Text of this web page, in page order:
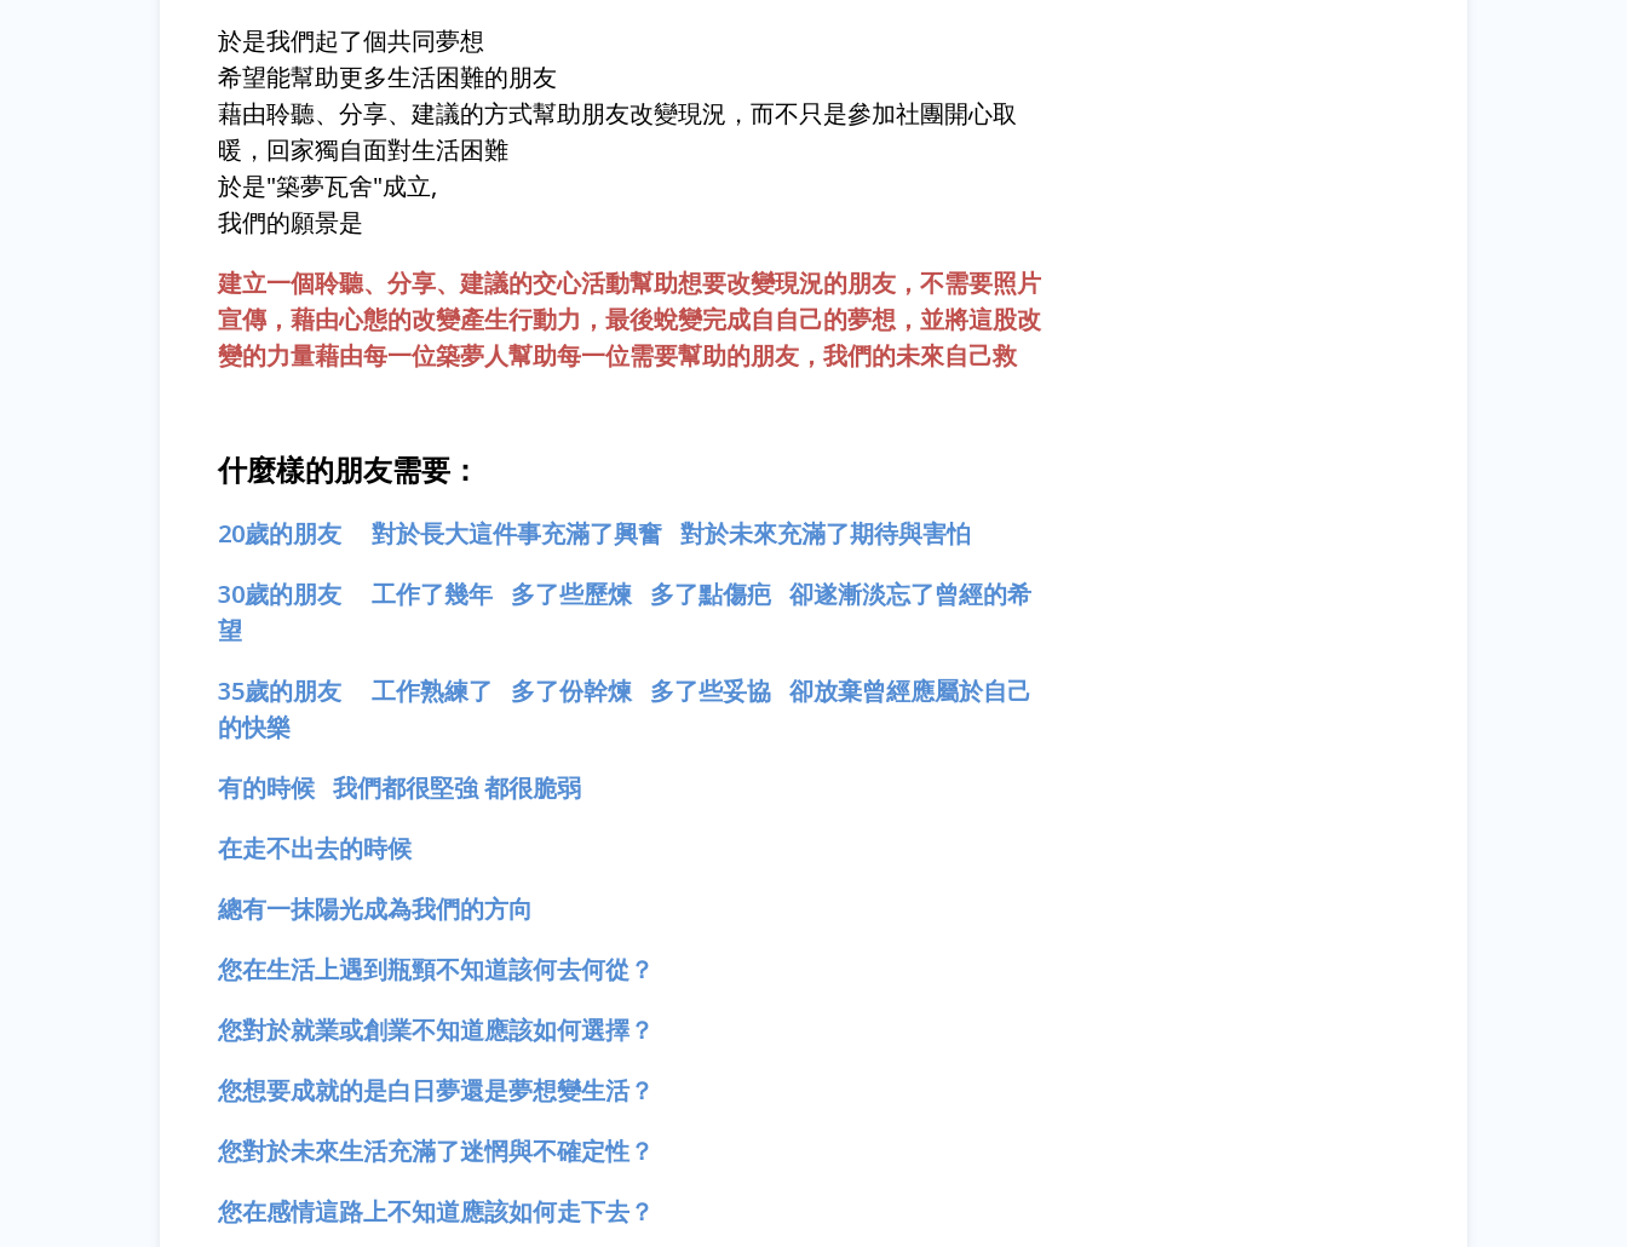
於是我們起了個共同夢想
希望能幫助更多生活困難的朋友
藉由聆聽、分享、建議的方式幫助朋友改變現況，而不只是參加社團開心取
暖，回家獨自面對生活困難
於是"築夢瓦舍"成立,
我們的願景是
建立一個聆聽、分享、建議的交心活動幫助想要改變現況的朋友，不需要照片
宣傳，藉由心態的改變產生行動力，最後蛻變完成自自己的夢想，並將這股改
變的力量藉由每一位築夢人幫助每一位需要幫助的朋友，我們的未來自己救
什麼樣的朋友需要：
20歲的朋友 對於長大這件事充滿了興奮 對於未來充滿了期待與害怕
30歲的朋友 工作了幾年 多了些歷煉 多了點傷疤 卻遂漸淡忘了曾經的希
望
35歲的朋友 工作熟練了 多了份幹煉 多了些妥協 卻放棄曾經應屬於自己
的快樂
有的時候 我們都很堅強 都很脆弱
在走不出去的時候
總有一抹陽光成為我們的方向
您在生活上遇到瓶頸不知道該何去何從？
您對於就業或創業不知道應該如何選擇？
您想要成就的是白日夢還是夢想變生活？
您對於未來生活充滿了迷惘與不確定性？
您在感情這路上不知道應該如何走下去？